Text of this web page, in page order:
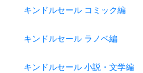
キンドルセール コミック編
キンドルセール ラノベ編
キンドルセール 小説・文学編